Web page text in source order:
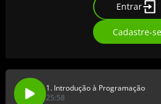
Entrar
Cadastre-se
1. Introdução à Programação
25:58